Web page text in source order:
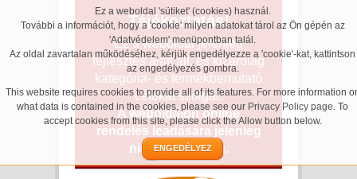
Ez a weboldal 'sütiket' (cookies) használ.
További a információt, hogy a 'cookie' milyen adatokat tárol az Ön gépén az
'Adatvédelem' menüpontban talál.
Az oldal zavartalan működéséhez, kérjük engedélyezze a 'cookie'-kat, kattintson
az engedélyezés gombra.
This website requires cookies to provide all of its features. For more information
what data is contained in the cookies, please see our Privacy Policy page. To
accept cookies from this site, please click the Allow button below.
ENGEDÉLYEZ
Tájékoztatás!
Ez a weboldal jelenleg
fejlesztés alatt áll, és kizárólag
kategória- és termékbemutató
célokat szolgál.
A weboldalon online
rendelés leadására jelenleg
nincs lehetőség.